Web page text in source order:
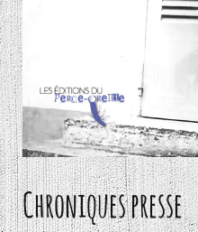
Chroniques presse